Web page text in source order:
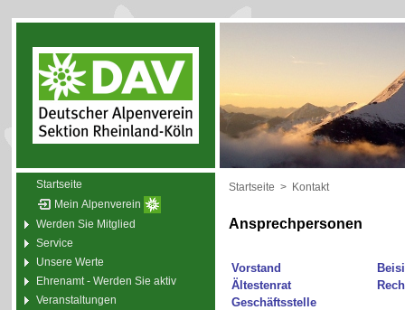
Startseite
Mein Alpenverein
Werden Sie Mitglied
Service
Unsere Werte
Ehrenamt - Werden Sie aktiv
Veranstaltungen
Startseite > Kontakt
Ansprechpersonen
Vorstand
Ältestenrat
Geschäftsstelle